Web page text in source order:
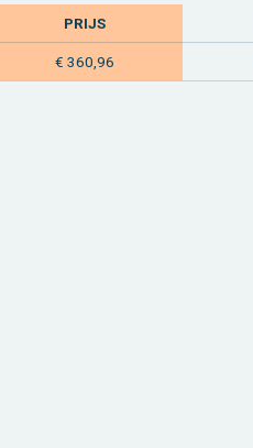
PRIJS
€ 360,96